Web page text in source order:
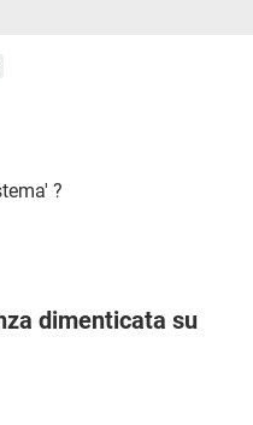
?
dimenticata su